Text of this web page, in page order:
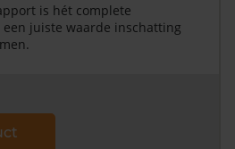
is hét complete
juiste waarde inschatting